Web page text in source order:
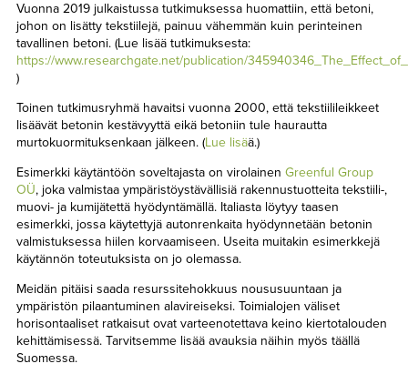
Vuonna 2019 julkaistussa tutkimuksessa huomattiin, että betoni,
johon on lisätty tekstiilejä, painuu vähemmän kuin perinteinen
tavallinen betoni. (Lue lisää tutkimuksesta:
https://www.researchgate.net/publication/
)
Toinen tutkimusryhmä havaitsi vuonna 2000, että tekstiilileikkeet
lisäävät betonin kestävyyttä eikä betoniin tule haurautta
murtokuormituksenkaan jälkeen. (Lue lisää.)
Esimerkki käytäntöön soveltajasta on virolainen Greenful Group
OÜ, joka valmistaa ympäristöystävällisiä rakennustuotteita tekstiili-,
muovi- ja kumijätettä hyödyntämällä. Italiasta löytyy taasen
esimerkki, jossa käytettyjä autonrenkaita hyödynnetään betonin
valmistuksessa hiilen korvaamiseen. Useita muitakin esimerkkejä
käytännön toteutuksista on jo olemassa.
Meidän pitäisi saada resurssitehokkuus noususuuntaan ja
ympäristön pilaantuminen alavireiseksi. Toimialojen väliset
horisontaaliset ratkaisut ovat varteenotettava keino kiertotalouden
kehittämisessä. Tarvitsemme lisää avauksia näihin myös täällä
Suomessa.